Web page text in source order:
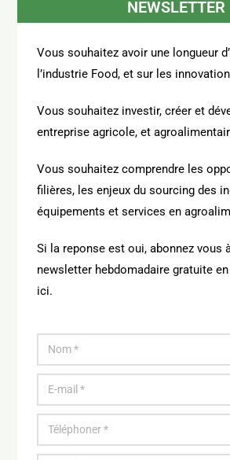
NEWSLETTER
Vous souhaitez avoir une longueur
l’industrie Food, et sur les
Vous souhaitez investir, créer et
entreprise agricole, et
Vous souhaitez comprendre les
filières, les enjeux du sourcing des
équipements et services en
Si la reponse est oui, abonnez vous
newsletter hebdomadaire gratuite
ici.